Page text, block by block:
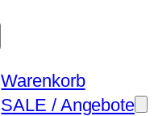
Warenkorb
SALE / Angebote